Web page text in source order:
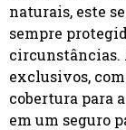
naturais, este
sempre
circunstâncias.
exclusivos,
cobertura para
em um seguro